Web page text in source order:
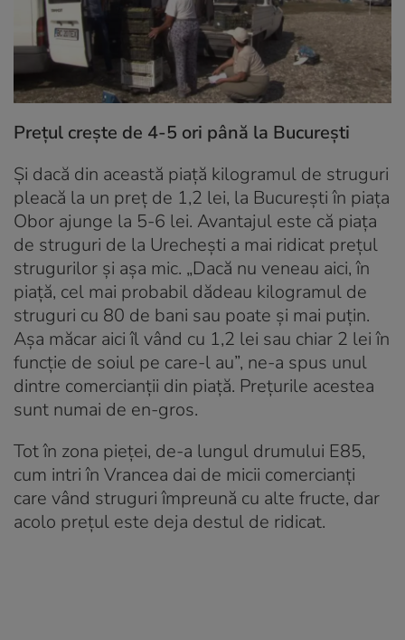
Prețul crește de 4-5 ori până la București
Și dacă din această piață kilogramul de struguri
pleacă la un preț de 1,2 lei, la București în piața
Obor ajunge la 5-6 lei. Avantajul este că piața
de struguri de la Urechești a mai ridicat prețul
strugurilor și așa mic. „Dacă nu veneau aici, în
piață, cel mai probabil dădeau kilogramul de
struguri cu 80 de bani sau poate și mai puțin.
Așa măcar aici îl vând cu 1,2 lei sau chiar 2 lei în
funcție de soiul pe care-l au”, ne-a spus unul
dintre comercianții din piață. Prețurile acestea
sunt numai de en-gros.
Tot în zona pieței, de-a lungul drumului E85,
cum intri în Vrancea dai de micii comercianți
care vând struguri împreună cu alte fructe, dar
acolo prețul este deja destul de ridicat.